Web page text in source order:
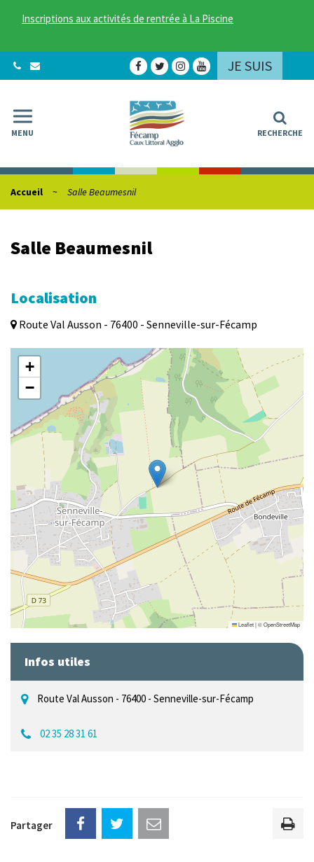
Inscriptions aux activités de rentrée à La Piscine
JE SUIS
Lien
le
compte
Facebook
Lien
le
compte
Twitter
Lien
compte
Lien
MENU RECHERCHE
Accueil Salle Beaumesnil
Salle Beaumesnil
Localisation
Route Val Ausson - 76400 - Senneville-sur-Fécamp
+
−
Leaflet|©OpenStreetMap
Infos utiles
Route Val Ausson - 76400 - Senneville-sur-Fécamp
02 35 28 31 61
Partager